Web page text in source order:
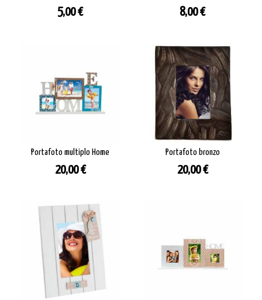
Prezzo
5,00 € Prezzo
8,00 €
Portafoto multiplo Home
Prezzo
20,00 €
Portafoto bronzo
Prezzo
20,00 €